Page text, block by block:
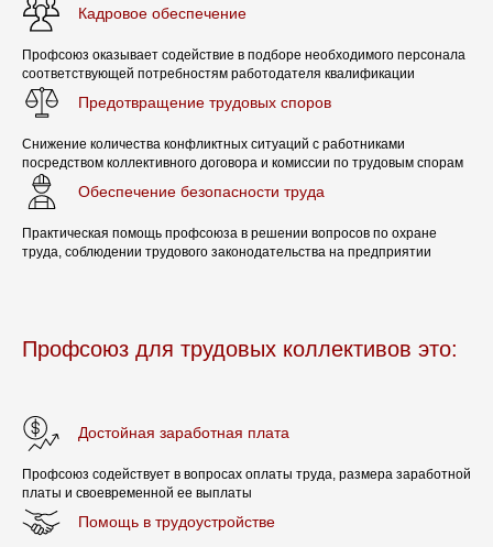
Кадровое обеспечение
Профсоюз оказывает содействие в подборе необходимого персонала
соответствующей потребностям работодателя квалификации
Предотвращение трудовых споров
Снижение количества конфликтных ситуаций с работниками
посредством коллективного договора и комиссии по трудовым спорам
Обеспечение безопасности труда
Практическая помощь профсоюза в решении вопросов по охране
труда, соблюдении трудового законодательства на предприятии
Многие не верят в силу профсоюзов, но на
трудового коллектива с работодателем и
заработной платы, улучшения условий труда,
социального обеспечения членов профсоюза и
Профсоюз для трудовых коллективов это:
Достойная заработная плата
Профсоюз содействует в вопросах оплаты труда, размера заработной
платы и своевременной ее выплаты
Помощь в трудоустройстве